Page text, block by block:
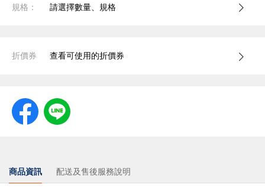
規格： 請選擇數量、規格
折價券 查看可使用的折價券
商品資訊 配送及售後服務說明